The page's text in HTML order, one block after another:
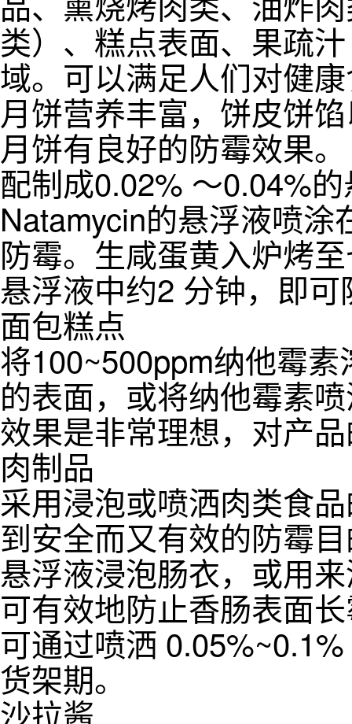
类）、糕点表面、果疏
域。可以满足人们对健
月饼营养丰富，饼皮饼
月饼有良好的防霉效果
配制成0.02% ～0.04%
Natamycin的悬浮液喷
防霉。生咸蛋黄入炉烤
悬浮液中约2 分钟，即
面包糕点
将100~500ppm纳他霉
的表面，或将纳他霉素
效果是非常理想，对产
肉制品
采用浸泡或喷洒肉类食
到安全而又有效的防霉
悬浮液浸泡肠衣，或用
可有效地防止香肠表面
可通过喷洒
货架期。
沙拉酱